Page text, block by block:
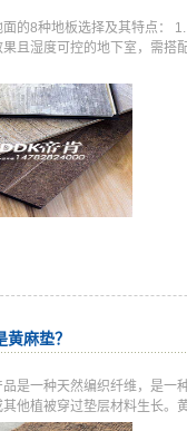
的8种地板选择及其特点：
且湿度可控的地下室，需搭
黄麻垫？
品是一种天然编织纤维，是一
其他植被穿过垫层材料生长。